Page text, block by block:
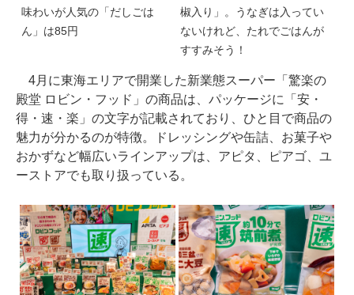
味わいが人気の「だしごは
ん」は85円
椒入り」。うなぎは入ってい
ないけれど、たれでごはんが
すすみそう！
4月に東海エリアで開業した新業態スーパー「驚楽の
殿堂 ロビン・フッド」の商品は、パッケージに「安・
得・速・楽」の文字が記載されており、ひと目で商品の
魅力が分かるのが特徴。ドレッシングや缶詰、お菓子や
おかずなど幅広いラインアップは、アピタ、ピアゴ、ユ
ーストアでも取り扱っている。